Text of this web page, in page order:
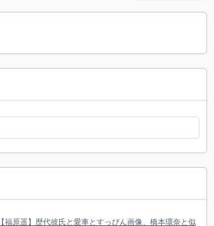
【福原遥】歴代彼氏と愛車とすっぴん画像、橋本環奈と似